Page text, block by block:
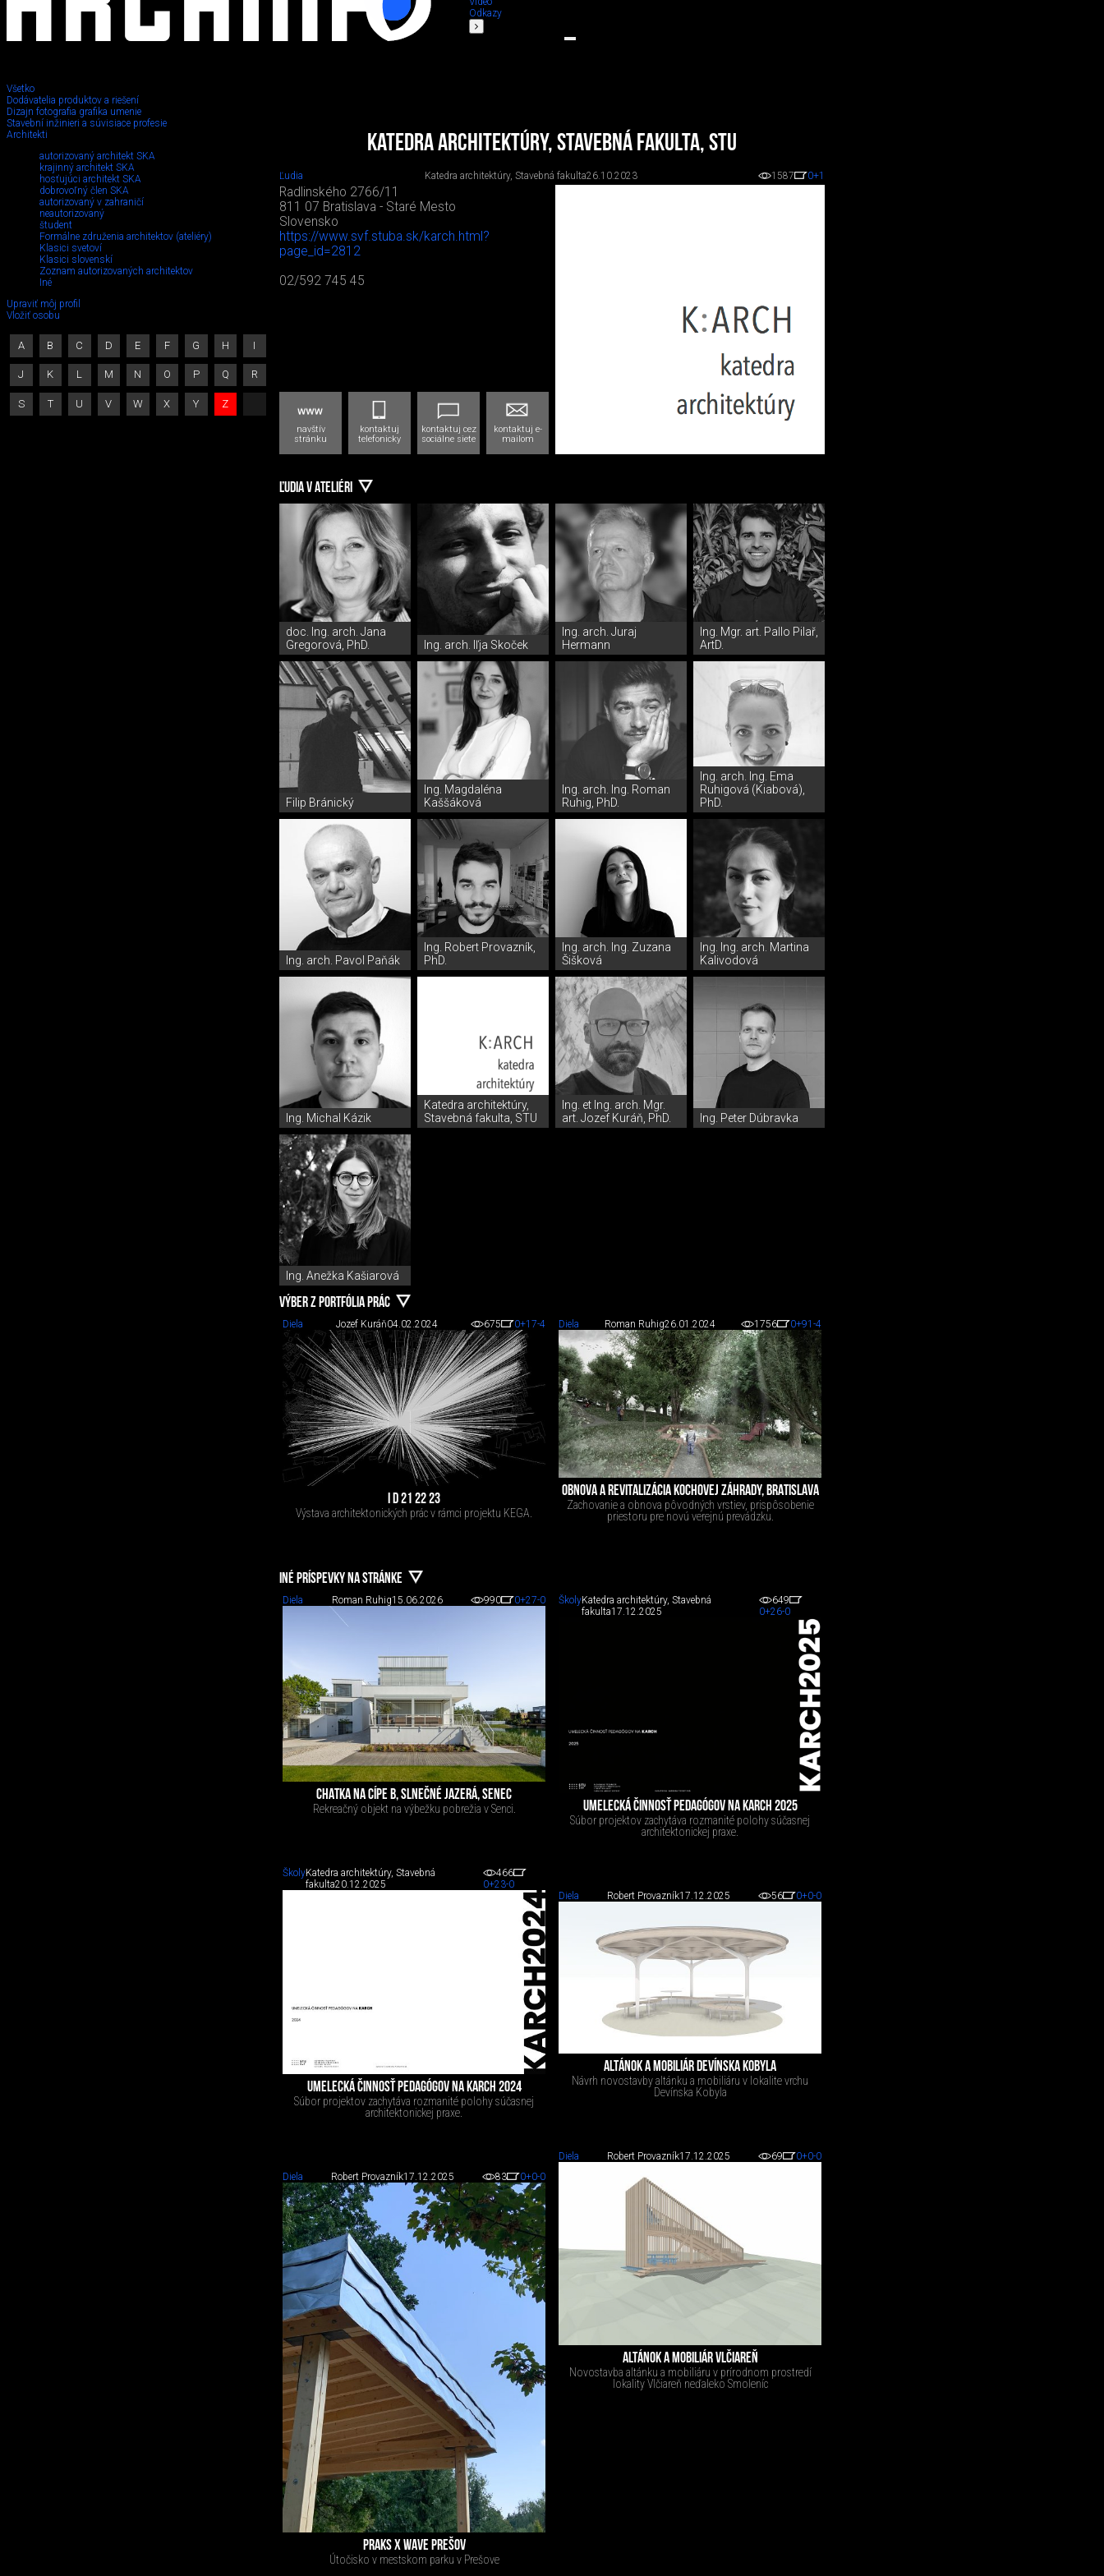
Odkazy
Všetko
Dodávatelia produktov a riešení
Dizajn fotografia grafika umenie
Stavební inžinieri a súvisiace profesie
Architekti
autorizovaný architekt SKA
krajinný architekt SKA
hosťujúci architekt SKA
dobrovoľný člen SKA
autorizovaný v zahraničí
neautorizovaný
študent
Formálne združenia architektov (ateliéry)
Klasici svetoví
Klasici slovenskí
Zoznam autorizovaných architektov
Iné
Upraviť môj profil
Vložiť osobu
A B C D E F G H I
J K L M N O P Q R
S T U V W X Y Z
Katedra architektúry, Stavebná fakulta, STU
Ľudia Katedra architektúry, Stavebná fakulta26.10.2023 1587 0+1
Radlinského 2766/11
811 07 Bratislava - Staré Mesto
Slovensko
https://www.svf.stuba.sk/karch.html?
page_id=2812
02/592 745 45
navštív
stránku
kontaktuj
telefonicky
kontaktuj cez
sociálne siete
kontaktuj e-
mailom
ĽUDIA V ATELIÉRI
doc. Ing. arch. Jana
Gregorová, PhD.
Ing. arch. Iľja Skoček
Ing. arch. Juraj
Hermann
Ing. Mgr. art. Pallo Pilař,
ArtD.
Filip Bránický
Ing. Magdaléna
Kaššáková
Ing. arch. Ing. Roman
Ruhig, PhD.
Ing. arch. Ing. Ema
Ruhigová (Kiabová),
PhD.
Ing. arch. Pavol Paňák
Ing. Robert Provazník,
PhD.
Ing. arch. Ing. Zuzana
Šišková
Ing. Ing. arch. Martina
Kalivodová
Ing. Michal Kázik
Katedra architektúry,
Stavebná fakulta, STU
Ing. et Ing. arch. Mgr.
art. Jozef Kuráň, PhD.
Ing. Peter Dúbravka
Ing. Anežka Kašiarová
VÝBER Z PORTFÓLIA PRÁC
Diela Jozef Kuráň04.02.2024 675 0+17-4
I D 21 22 23
Výstava architektonických prác v rámci projektu KEGA.
Diela Roman Ruhig26.01.2024 1756 0+91 -4
OBNOVA A REVITALIZÁCIA KOCHOVEJ ZÁHRADY, BRATISLAVA
Zachovanie a obnova pôvodných vrstiev, prispôsobenie
priestoru pre novú verejnú prevádzku.
INÉ PRÍSPEVKY NA STRÁNKE
Diela Roman Ruhig15.06.2026 990 0+27-0
CHATKA NA CÍPE B, SLNEČNÉ JAZERÁ, SENEC
Rekreačný objekt na výbežku pobrežia v Senci.
ŠkolyKatedra architektúry, Stavebná
fakulta17.12.2025
649
0+26-0
UMELECKÁ ČINNOSŤ PEDAGÓGOV NA KARCH 2025
Súbor projektov zachytáva rozmanité polohy súčasnej
architektonickej praxe.
ŠkolyKatedra architektúry, Stavebná
fakulta20.12.2025
466
0+23-0
UMELECKÁ ČINNOSŤ PEDAGÓGOV NA KARCH 2024
Súbor projektov zachytáva rozmanité polohy súčasnej
architektonickej praxe.
Diela Robert Provazník17.12.2025 56 0+0-0
ALTÁNOK A MOBILIÁR DEVÍNSKA KOBYLA
Návrh novostavby altánku a mobiliáru v lokalite vrchu
Devínska Kobyla
Diela Robert Provazník17.12.2025 69 0+0-0
ALTÁNOK A MOBILIÁR VLČIAREŇ
Novostavba altánku a mobiliáru v prírodnom prostredí
lokality Vlčiareň neďaleko Smoleníc
Diela Robert Provazník17.12.2025 83 0+0-0
PRAKS X WAVE PREŠOV
Útočisko v mestskom parku v Prešove